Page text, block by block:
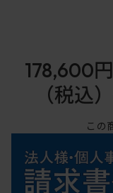
178,600
（税込
この